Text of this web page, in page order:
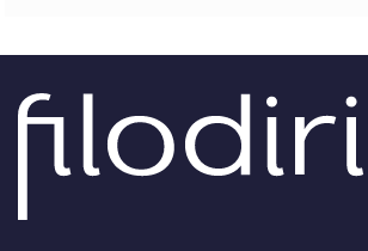
sulla stocastica e sulla funzione
linguaggio
Carlo Eligio Mezzetti